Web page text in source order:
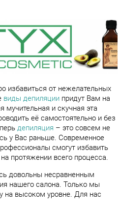
избавиться от нежелательных
виды депиляции придут Вам на
и скучная эта
её самостоятельно и без
депиляция – это совсем не
у Вас раньше. Современное
смогут избавить
протяжении всего процесса.
довольны несравненным
нашего салона. Только мы
на высоком уровне. Для нас